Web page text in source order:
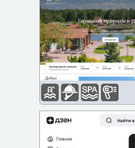
Бассейн
Wi-Fi